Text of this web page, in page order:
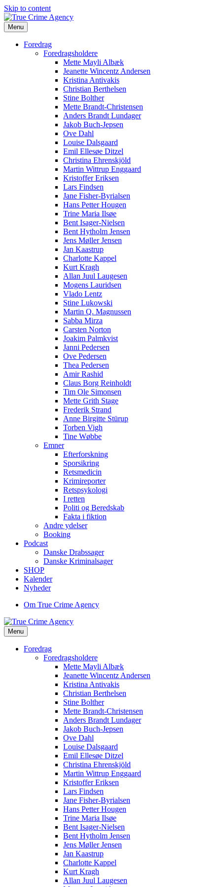
Skip to content
Menu
Foredrag
Foredragsholdere
Mette Mayli Albæk
Jeanette Wincentz Andersen
Kristina Antivakis
Christian Berthelsen
Stine Bolther
Mette Brandt-Christensen
Anders Brandt Lundager
Jakob Buch-Jepsen
Ove Dahl
Louise Dalsgaard
Emil Ellesøe Ditzel
Christina Ehrenskjöld
Martin Wittrup Enggaard
Kristoffer Eriksen
Lars Findsen
Jane Fisher-Byrialsen
Hans Petter Hougen
Trine Maria Ilsøe
Bent Isager-Nielsen
Bent Hytholm Jensen
Jens Møller Jensen
Jan Kaastrup
Charlotte Kappel
Kurt Kragh
Allan Juul Laugesen
Mogens Lauridsen
Vlado Lentz
Stine Lukowski
Martin Q. Magnussen
Sabba Mirza
Carsten Norton
Joakim Palmkvist
Janni Pedersen
Ove Pedersen
Thea Pedersen
Amir Rashid
Claus Borg Reinholdt
Tim Ole Simonsen
Mette Grith Stage
Frederik Strand
Anne Birgitte Stürup
Torben Vigh
Tine Wøbbe
Emner
Efterforskning
Sporsikring
Retsmedicin
Krimireporter
Retspsykologi
I retten
Politi og Beredskab
Fakta i fiktion
Andre ydelser
Booking
Podcast
Danske Drabssager
Danske Kriminalsager
SHOP
Kalender
Nyheder
Om True Crime Agency
Menu
Foredrag
Foredragsholdere
Mette Mayli Albæk
Jeanette Wincentz Andersen
Kristina Antivakis
Christian Berthelsen
Stine Bolther
Mette Brandt-Christensen
Anders Brandt Lundager
Jakob Buch-Jepsen
Ove Dahl
Louise Dalsgaard
Emil Ellesøe Ditzel
Christina Ehrenskjöld
Martin Wittrup Enggaard
Kristoffer Eriksen
Lars Findsen
Jane Fisher-Byrialsen
Hans Petter Hougen
Trine Maria Ilsøe
Bent Isager-Nielsen
Bent Hytholm Jensen
Jens Møller Jensen
Jan Kaastrup
Charlotte Kappel
Kurt Kragh
Allan Juul Laugesen